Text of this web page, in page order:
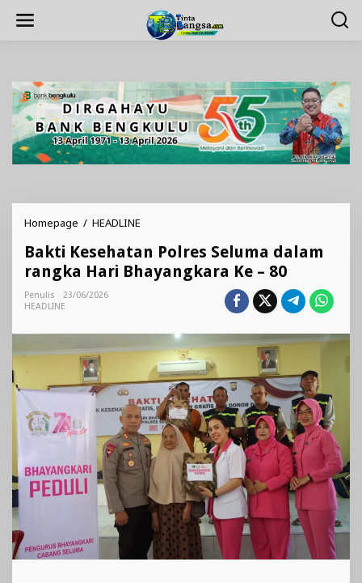
Homepage / HEADLINE
Polres
Seluma
dalam
Ke
-
Bakti Kesehatan Polres Seluma dalam
rangka Hari Bhayangkara Ke – 80
Penulis
23/06/2026
HEADLINE